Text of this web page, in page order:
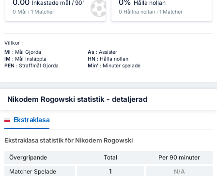
0.00 Inkastade mål / 90'
0 Mål i 1 Matcher
0% Hålla nollan
0 Hållna nollan i 1 Matcher
Villkor :
Ml : Mål Gjorda As: Assister
IM : Mål Insläppta HN : Hålla nollan
PEN : Straffmål Gjorda Min': Minuter spelade
Nikodem Rogowski statistik - detaljerad
Ekstraklasa
Ekstraklasa statistik för Nikodem Rogowski
Övergripande Total
Per 90 minuter
Matcher Spelade
1 N/A